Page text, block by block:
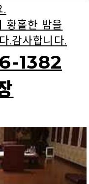
.
황홀한 밤을
.감사합니다.
1382